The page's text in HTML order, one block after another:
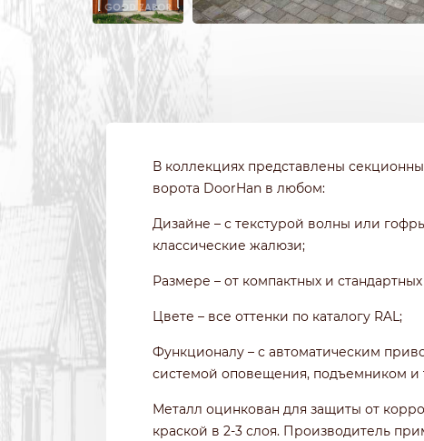
В коллекциях представлены
ворота DoorHan в любом:
Дизайне – с текстурой волны или
классические жалюзи;
Размере – от компактных и
Цвете – все оттенки по каталогу RAL;
Функционалу – с автоматическим
системой оповещения, подъемником и
Металл оцинкован для защиты от
краской в 2-3 слоя. Производитель